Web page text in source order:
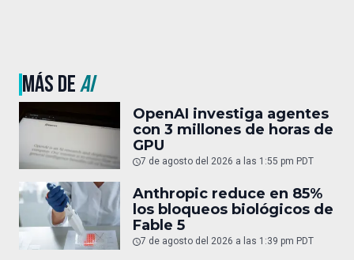
MÁS DEAI
OpenAI investiga agentes
con 3 millones de horas de
GPU
7 de agosto del 2026 a las 1:55 pm PDT
Anthropic reduce en 85%
los bloqueos biológicos de
Fable 5
7 de agosto del 2026 a las 1:39 pm PDT